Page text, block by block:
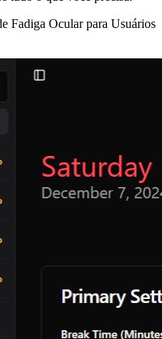
Fadiga Ocular para Usuários